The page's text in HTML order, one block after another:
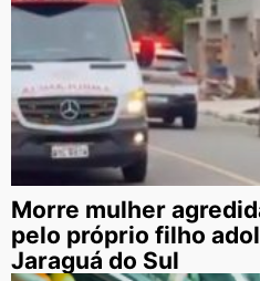
Morre mulher
pelo próprio filho
Jaraguá do Sul